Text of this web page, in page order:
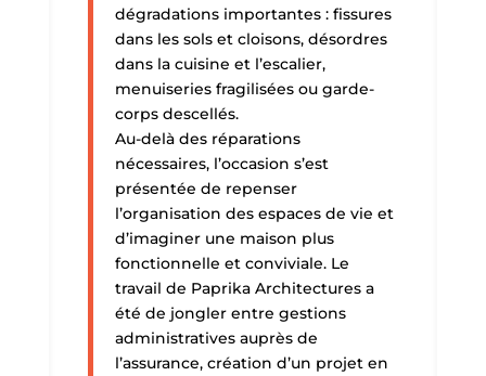
dégradations importantes : fissures
dans les sols et cloisons, désordres
dans la cuisine et l’escalier,
menuiseries fragilisées ou garde-
corps descellés.
Au-delà des réparations
nécessaires, l’occasion s’est
présentée de repenser
l’organisation des espaces de vie et
d’imaginer une maison plus
fonctionnelle et conviviale. Le
travail de Paprika Architectures a
été de jongler entre gestions
administratives auprès de
l’assurance, création d’un projet en